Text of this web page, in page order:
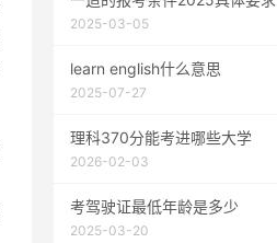
2025-03-05
learn english什么意思
2025-07-27
理科370分能考进哪些大学
2026-02-03
考驾驶证最低年龄是多少
2025-03-20